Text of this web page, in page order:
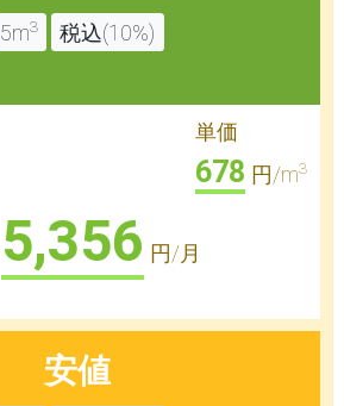
5m3 税込(10%)
単価
678 円/m3
5,356 円/月
安値